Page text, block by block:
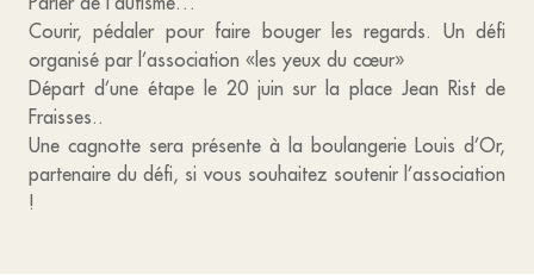
Courir, pédaler pour faire bouger les regards. Un défi
organisé par l’association «les yeux du cœur»
Départ d’une étape le 20 juin sur la place Jean Rist de
Fraisses..
Une cagnotte sera présente à la boulangerie Louis d’Or,
partenaire du défi, si vous souhaitez soutenir l’association
!